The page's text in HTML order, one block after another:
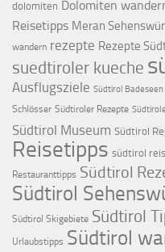
dolomiten Dolomiten
Reisetipps Meran
wandern rezepte Rezepte
suedtiroler kueche
Ausflugsziele Südtirol Badeseen
Schlösser Südtiroler Rezepte
Südtirol Museum Südtirol
Reisetipps südtirol
Restauranttipps Südtirol
Südtirol
Südtirol Skigebiete Südtirol
Urlaubstipps Südtirol